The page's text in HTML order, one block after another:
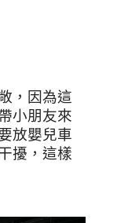
，因為這
小朋友來
放嬰兒車
擾，這樣